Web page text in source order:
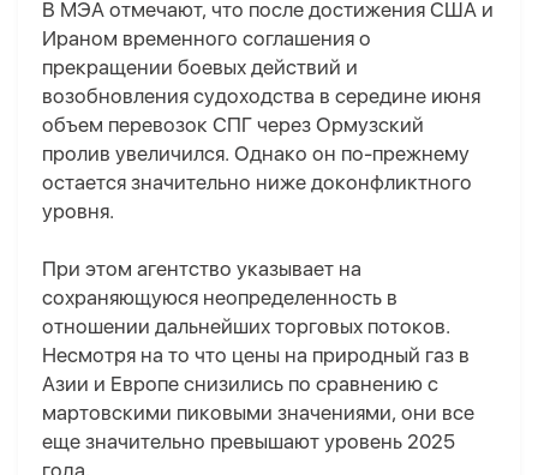
В МЭА отмечают, что после достижения США и
Ираном временного соглашения о
прекращении боевых действий и
возобновления судоходства в середине июня
объем перевозок СПГ через Ормузский
пролив увеличился. Однако он по-прежнему
остается значительно ниже доконфликтного
уровня.
При этом агентство указывает на
сохраняющуюся неопределенность в
отношении дальнейших торговых потоков.
Несмотря на то что цены на природный газ в
Азии и Европе снизились по сравнению с
мартовскими пиковыми значениями, они все
еще значительно превышают уровень 2025